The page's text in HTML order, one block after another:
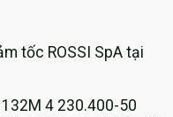
tốc ROSSI SpA tại
4 230.400-50